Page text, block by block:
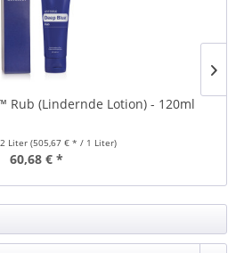
Rub (Lindernde Lotion) - 120ml
Liter (505,67 € * / 1 Liter)
60,68 € *